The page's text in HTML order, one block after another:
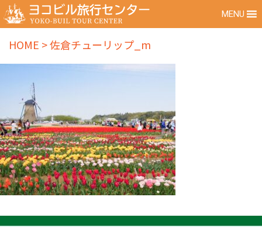
MENU
HOME >佐倉チューリップ_m